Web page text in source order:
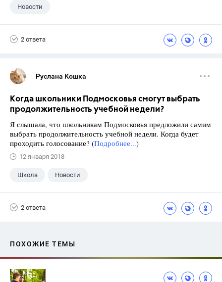
Новости
2 ответа
Руслана Кошка
Когда школьники Подмосковья смогут выбрать
продолжительность учебной недели?
Я слышала, что школьникам Подмосковья предложили самим
выбрать продолжительность учебной недели. Когда будет
проходить голосование? (Подробнее...)
12 января 2018
Школа Новости
2 ответа
ПОХОЖИЕ ТЕМЫ